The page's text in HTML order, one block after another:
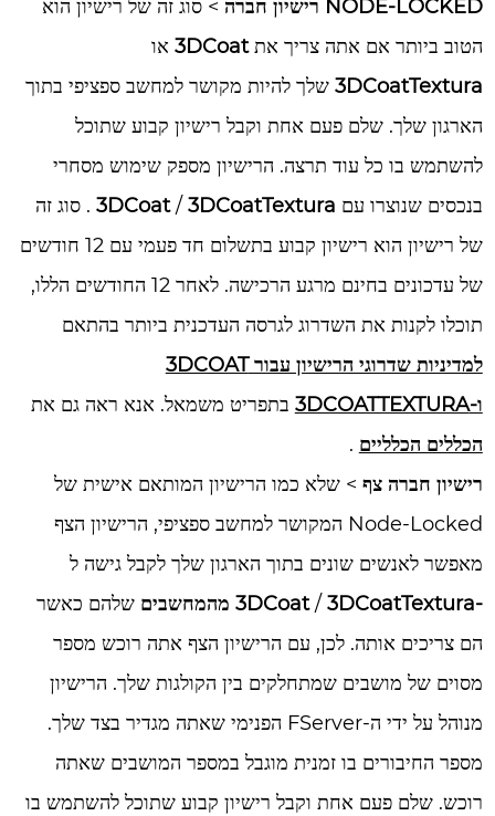
NODE-LOCKED רישיון חברה
> סוג זה של רישיון הוא
הטוב ביותר אם אתה צריך את3DCoat או
3DCoatTextura שלך להיות מקושר למחשב ספציפי בתוך
הארגון שלך. שלם פעם אחת וקבל רישיון קבוע שתוכל
להשתמש בו כל עוד תרצה. הרישיון מספק שימוש מסחרי
בנכסים שנוצרו עם
3DCoat/ 3DCoatTextura
. סוג זה
של רישיון הוא רישיון קבוע בתשלום חד פעמי עם 12 חודשים
של עדכונים בחינם מרגע הרכישה. לאחר 12 החודשים הללו,
תוכלו לקנות את השדרוג לגרסה העדכנית ביותר בהתאם
למדיניות שדרוגי הרישיון עבור 3DCOAT
ו-3DCOATTEXTURA
בתפריט משמאל. אנא ראה גם את
הכללים הכלליים .
רישיון חברה צף > שלא כמו הרישיון המותאם אישית של
Node-Locked המקושר למחשב ספציפי, הרישיון הצף
מאפשר לאנשים שונים בתוך הארגון שלך לקבל גישה ל
-3DCoat
/ 3DCoatTextura מהמחשבים
שלהם כאשר
הם צריכים אותה. לכן, עם הרישיון הצף אתה רוכש מספר
מסוים של מושבים שמתחלקים בין הקולגות שלך. הרישיון
מנוהל על ידי ה-FServer הפנימי שאתה מגדיר בצד שלך.
מספר החיבורים בו זמנית מוגבל במספר המושבים שאתה
רוכש. שלם פעם אחת וקבל רישיון קבוע שתוכל להשתמש בו